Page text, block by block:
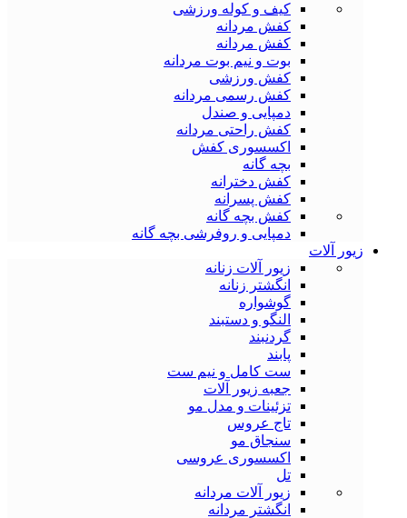
کیف و کوله ورزشی
کفش مردانه
کفش مردانه
بوت و نیم بوت مردانه
کفش ورزشی
کفش رسمی مردانه
دمپایی و صندل
کفش راحتی مردانه
اکسسوری کفش
بچه گانه
کفش دخترانه
کفش پسرانه
کفش بچه گانه
دمپایی و روفرشی بچه گانه
زیور آلات
زیور آلات زنانه
انگشتر زنانه
گوشواره
النگو و دستبند
گردنبند
پابند
ست کامل و نیم ست
جعبه زیور آلات
تزئینات و مدل مو
تاج عروس
سنجاق مو
اکسسوری عروسی
تل
زیور آلات مردانه
انگشتر مردانه